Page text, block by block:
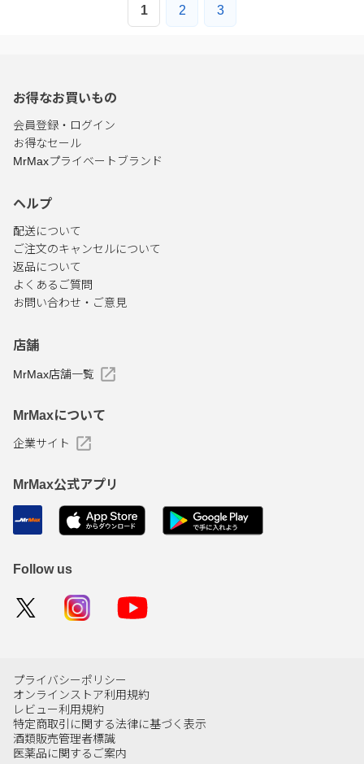
1 2 3
お得なお買いもの
会員登録・ログイン
お得なセール
MrMaxプライベートブランド
ヘルプ
配送について
ご注文のキャンセルについて
返品について
よくあるご質問
お問い合わせ・ご意見
店舗
MrMax店舗一覧
MrMaxについて
企業サイト
MrMax公式アプリ
Follow us
プライバシーポリシー
オンラインストア利用規約
レビュー利用規約
特定商取引に関する法律に基づく表示
酒類販売管理者標識
医薬品に関するご案内